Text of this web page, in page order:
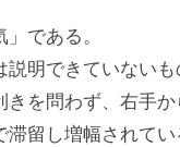
である。
明できていないも
を問わず、右手か
留し増幅されてい